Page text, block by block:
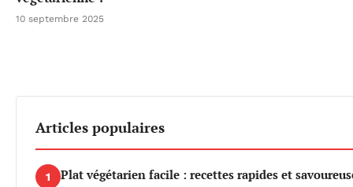
10 septembre 2025
Articles populaires
1
Plat végétarien facile : recettes rapides et